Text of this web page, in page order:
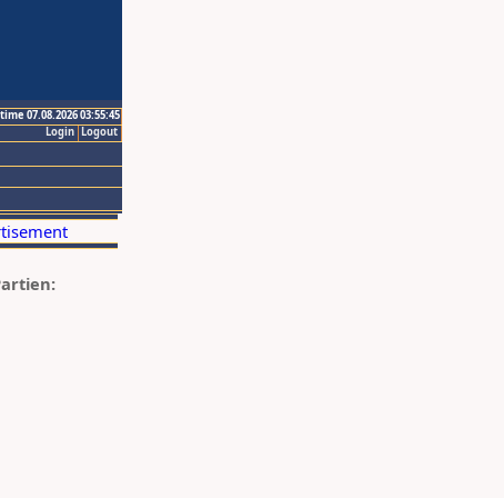
07.08.2026 03:55:45
Logout
Login